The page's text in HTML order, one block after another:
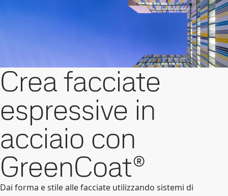
Crea facciate
espressive in
acciaio con
GreenCoat®
Dai forma e stile alle facciate utilizzando sistemi di